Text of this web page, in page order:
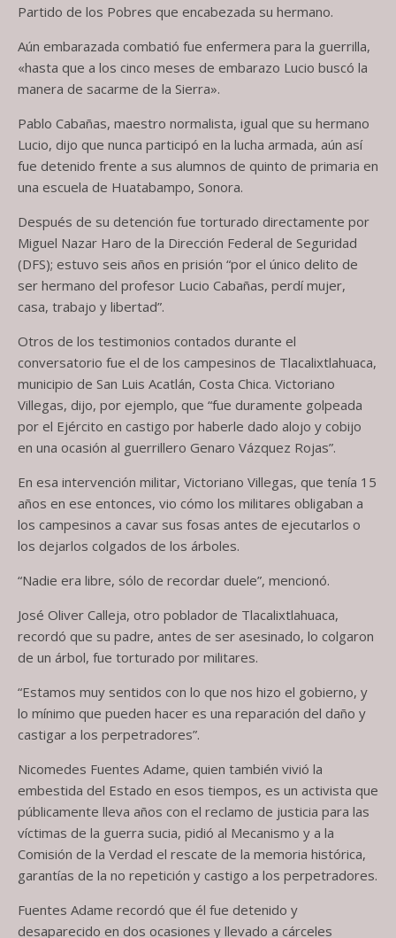
Partido de los Pobres que encabezada su hermano.
Aún embarazada combatió fue enfermera para la guerrilla,
«hasta que a los cinco meses de embarazo Lucio buscó la
manera de sacarme de la Sierra».
Pablo Cabañas, maestro normalista, igual que su hermano
Lucio, dijo que nunca participó en la lucha armada, aún así
fue detenido frente a sus alumnos de quinto de primaria en
una escuela de Huatabampo, Sonora.
Después de su detención fue torturado directamente por
Miguel Nazar Haro de la Dirección Federal de Seguridad
(DFS); estuvo seis años en prisión “por el único delito de
ser hermano del profesor Lucio Cabañas, perdí mujer,
casa, trabajo y libertad”.
Otros de los testimonios contados durante el
conversatorio fue el de los campesinos de Tlacalixtlahuaca,
municipio de San Luis Acatlán, Costa Chica. Victoriano
Villegas, dijo, por ejemplo, que “fue duramente golpeada
por el Ejército en castigo por haberle dado alojo y cobijo
en una ocasión al guerrillero Genaro Vázquez Rojas”.
En esa intervención militar, Victoriano Villegas, que tenía 15
años en ese entonces, vio cómo los militares obligaban a
los campesinos a cavar sus fosas antes de ejecutarlos o
los dejarlos colgados de los árboles.
“Nadie era libre, sólo de recordar duele”, mencionó.
José Oliver Calleja, otro poblador de Tlacalixtlahuaca,
recordó que su padre, antes de ser asesinado, lo colgaron
de un árbol, fue torturado por militares.
“Estamos muy sentidos con lo que nos hizo el gobierno, y
lo mínimo que pueden hacer es una reparación del daño y
castigar a los perpetradores”.
Nicomedes Fuentes Adame, quien también vivió la
embestida del Estado en esos tiempos, es un activista que
públicamente lleva años con el reclamo de justicia para las
víctimas de la guerra sucia, pidió al Mecanismo y a la
Comisión de la Verdad el rescate de la memoria histórica,
garantías de la no repetición y castigo a los perpetradores.
Fuentes Adame recordó que él fue detenido y
desaparecido en dos ocasiones y llevado a cárceles